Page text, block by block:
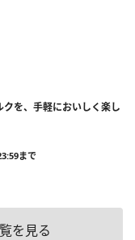
クを、手軽においしく楽し
まで
を見る